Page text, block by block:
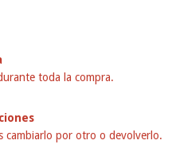
toda la compra.
cambiarlo por otro o devolverlo.